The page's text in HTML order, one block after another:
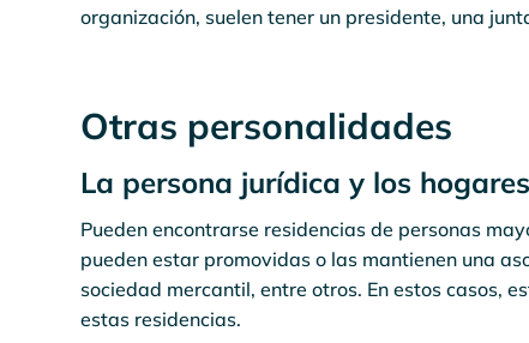
organización, suelen tener un presidente, una
Otras personalidades
La persona jurídica y los hogares
Pueden encontrarse residencias de personas
pueden estar promovidas o las mantienen una
sociedad mercantil, entre otros. En estos casos,
estas residencias.